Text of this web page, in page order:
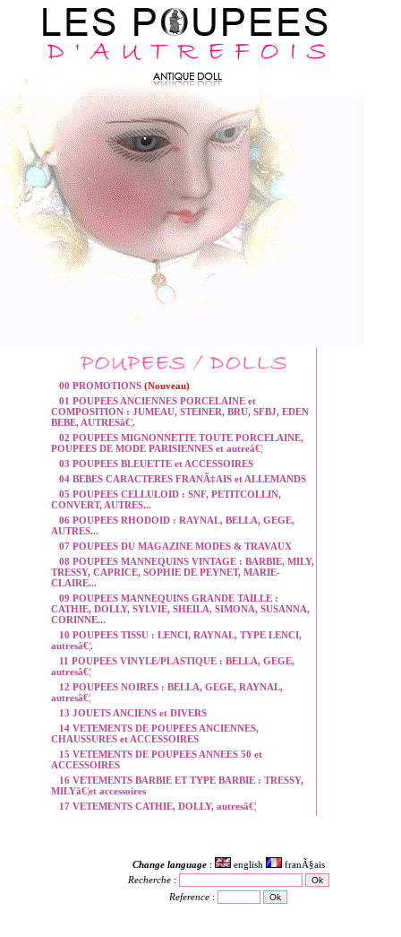
00 PROMOTIONS (Nouveau)
01 POUPEES ANCIENNES PORCELAINE et
COMPOSITION : JUMEAU, STEINER, BRU, SFBJ, EDEN
BEBE, AUTRESâ€¦.
02 POUPEES MIGNONNETTE TOUTE PORCELAINE,
POUPEES DE MODE PARISIENNES et autreâ€¦
03 POUPEES BLEUETTE et ACCESSOIRES
04 BEBES CARACTERES FRANÃ‡AIS et ALLEMANDS
05 POUPEES CELLULOID : SNF, PETITCOLLIN,
CONVERT, AUTRES...
06 POUPEES RHODOID : RAYNAL, BELLA, GEGE,
AUTRES...
07 POUPEES DU MAGAZINE MODES & TRAVAUX
08 POUPEES MANNEQUINS VINTAGE : BARBIE, MILY,
TRESSY, CAPRICE, SOPHIE DE PEYNET, MARIE-
CLAIRE...
09 POUPEES MANNEQUINS GRANDE TAILLE :
CATHIE, DOLLY, SYLVIE, SHEILA, SIMONA, SUSANNA,
CORINNE...
10 POUPEES TISSU : LENCI, RAYNAL, TYPE LENCI,
autresâ€¦.
11 POUPEES VINYLE/PLASTIQUE : BELLA, GEGE,
autresâ€¦
12 POUPEES NOIRES : BELLA, GEGE, RAYNAL,
autresâ€¦
13 JOUETS ANCIENS et DIVERS
14 VETEMENTS DE POUPEES ANCIENNES,
CHAUSSURES et ACCESSOIRES
15 VETEMENTS DE POUPEES ANNEES 50 et
ACCESSOIRES
16 VETEMENTS BARBIE ET TYPE BARBIE : TRESSY,
MILYâ€¦et accessoires
17 VETEMENTS CATHIE, DOLLY, autresâ€¦
Change language: english
franÃ§ais
Recherche:
Reference :